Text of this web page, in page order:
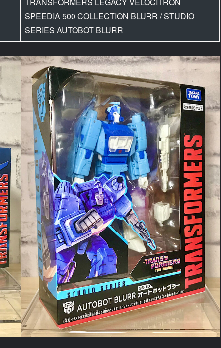
SPEEDIA 500 COLLECTION BLURR / STUDIO
SERIES AUTOBOT BLURR